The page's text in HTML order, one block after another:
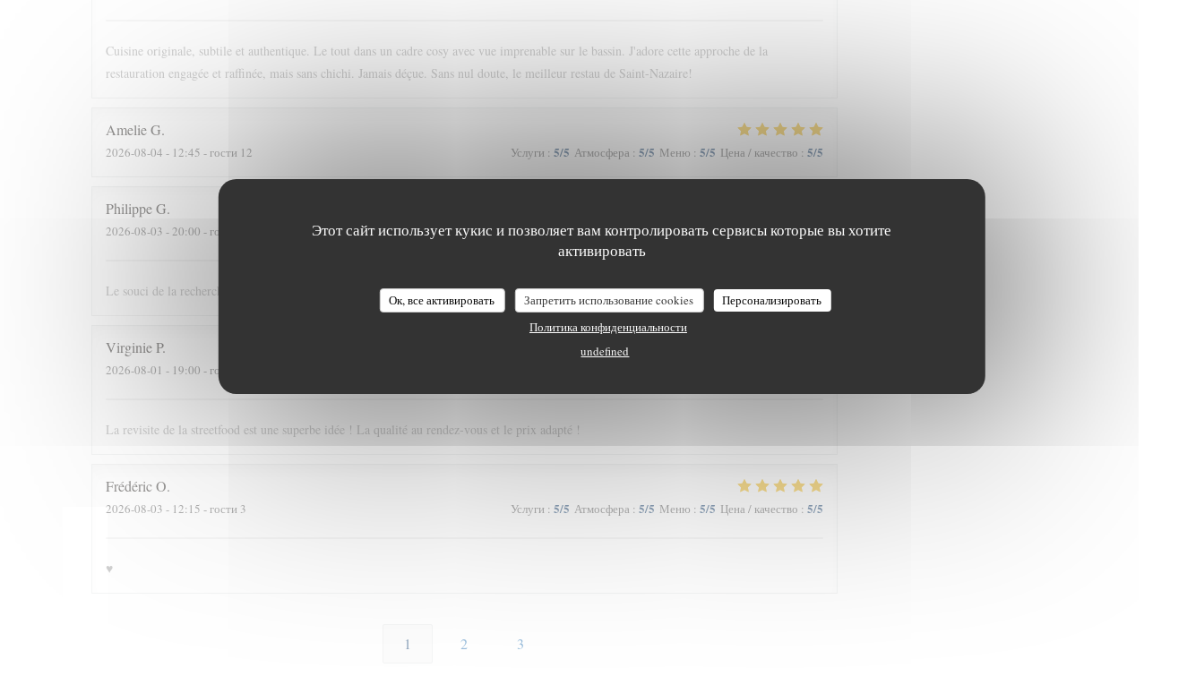
Этот сайт использует кукис и позволяет вам контролировать сервисы которые вы хотите
активировать
Ок, все активировать Запретить использование cookies
Персонализировать
Политика конфиденциальности
undefined
Cuisine originale, subtile et authentique. Le tout dans un cadre cosy avec vue imprenable sur le bassin. J'adore cette approche de la
restauration engagée et raffinée, mais sans chichi. Jamais déçue. Sans nul doute, le meilleur restau de Saint-Nazaire!
AmelieG
2026-08-04 - 12:45 - гости 12 Услуги : 5/5 Атмосфера : 5/5 Меню : 5/5 Цена / качество : 5/5
PhilippeG
2026-08-03 - 20:00 - гости 3 Услуги:5/5 Атмосфера:5/5 Меню:5/5 Цена / качество:5/5
Le souci de la recherche et du changement dans le respect du goût et du u service…
VirginieP
2026-08-01 - 19:00 - гости 2
La revisite de la streetfood est une superbe idée ! La qualité au rendez-vous et le prix adapté !
FrédéricO
2026-08-03 - 12:15 - гости 3 Услуги : 5/5 Атмосфера : 5/5 Меню : 5/5 Цена / качество : 5/5
♥️
1 2 3